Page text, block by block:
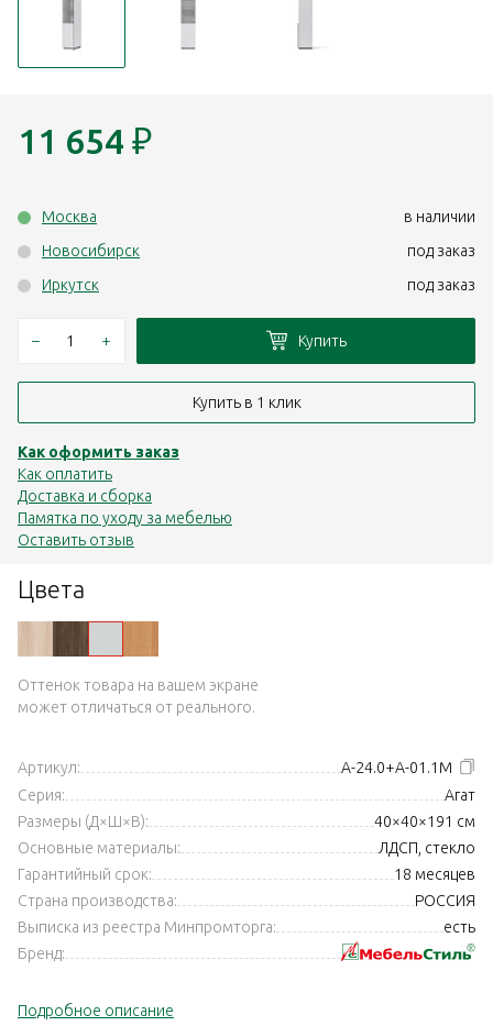
Цвета
Оттенок товара на вашем экране
может отличаться от реального.
Артикул:
А-24.0+А-01.1М
Серия:
Агат
Размеры (Д×Ш×В):
40×40×191 см
Основные материалы:
ЛДСП, стекло
Гарантийный срок:
18 месяцев
Страна производства:
РОССИЯ
Выписка из реестра Минпромторга:
есть
Бренд:
Подробное описание
11 654 ₽
Москва
в наличии
Новосибирск
под заказ
Иркутск
под заказ
– + Купить
Купить в 1 клик
Как оформить заказ
Как оплатить
Доставка и сборка
Памятка по уходу за мебелью
Оставить отзыв